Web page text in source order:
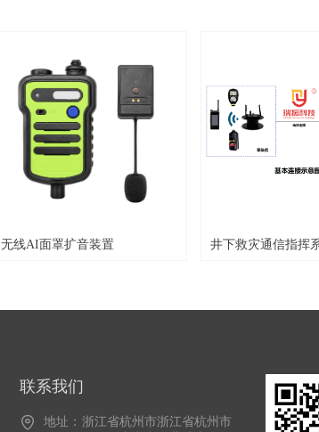
无线AI面罩扩音装置 井下救灾通信指挥
联系我们
地址： 浙江省杭州市浙江省杭州市